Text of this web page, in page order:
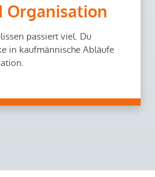
Organisation
passiert viel. Du
in kaufmännische Abläufe